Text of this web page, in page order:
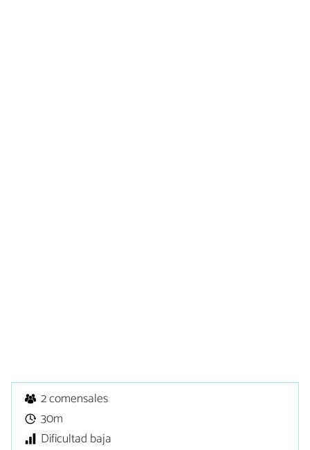
2 comensales
30m
Dificultad baja